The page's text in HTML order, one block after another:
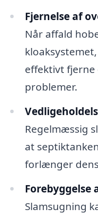
Fjernelse af
Når affald
effektivt
problemer.
Regelmæssig
at
forlænger
Forebyggelse
Slamsugning